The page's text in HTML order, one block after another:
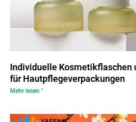
Individuelle Kosmetikflaschen
für Hautpflegeverpackungen
Mehr lesen "